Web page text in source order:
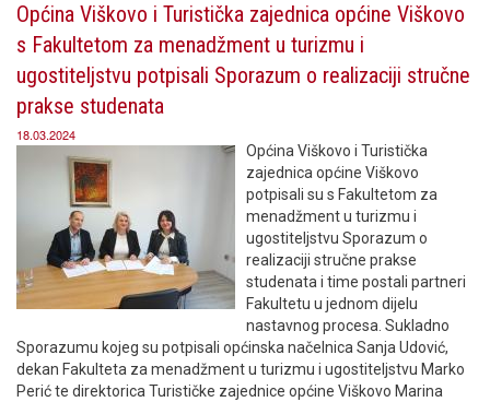
Općina Viškovo i Turistička zajednica općine Viškovo
s Fakultetom za menadžment u turizmu i
ugostiteljstvu potpisali Sporazum o realizaciji stručne
prakse studenata
18.03.2024
Općina Viškovo i Turistička
zajednica općine Viškovo
potpisali su s Fakultetom za
menadžment u turizmu i
ugostiteljstvu Sporazum o
realizaciji stručne prakse
studenata i time postali partneri
Fakultetu u jednom dijelu
nastavnog procesa. Sukladno
Sporazumu kojeg su potpisali općinska načelnica Sanja Udović,
dekan Fakulteta za menadžment u turizmu i ugostiteljstvu Marko
Perić te direktorica Turističke zajednice općine Viškovo Marina